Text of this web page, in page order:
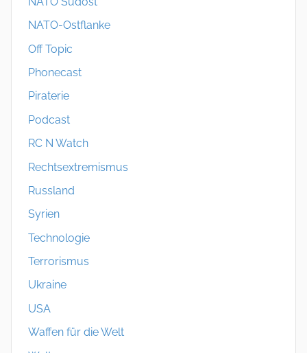
NATO-Ostflanke
Off Topic
Phonecast
Piraterie
Podcast
RC N Watch
Rechtsextremismus
Russland
Syrien
Technologie
Terrorismus
Ukraine
USA
Waffen für die Welt